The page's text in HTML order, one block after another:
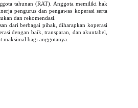
tahunan (RAT). Anggota memiliki hak
pengurus dan pengawas koperasi serta
dan rekomendasi.
dari berbagai pihak, diharapkan koperasi
dengan baik, transparan, dan akuntabel,
maksimal bagi anggotanya.